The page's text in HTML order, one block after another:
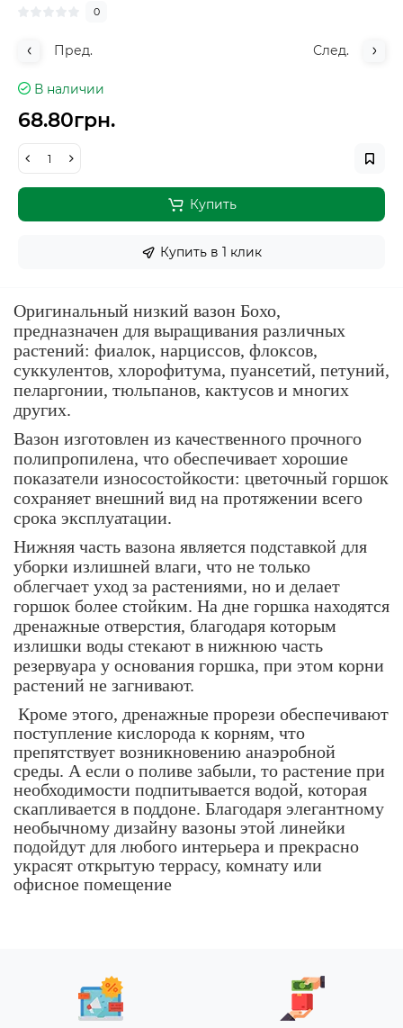
0
Пред. След.
В наличии
68.80грн.
Купить
Купить в 1 клик
Оригинальный низкий вазон Бохо,
предназначен для выращивания различных
растений: фиалок, нарциссов, флоксов,
суккулентов, хлорофитума, пуансетий, петуний,
пеларгонии, тюльпанов, кактусов и многих
других.
Вазон изготовлен из качественного прочного
полипропилена, что обеспечивает хорошие
показатели износостойкости: цветочный горшок
сохраняет внешний вид на протяжении всего
срока эксплуатации.
Нижняя часть вазона является подставкой для
уборки излишней влаги, что не только
облегчает уход за растениями, но и делает
горшок более стойким. На дне горшка находятся
дренажные отверстия, благодаря которым
излишки воды стекают в нижнюю часть
резервуара у основания горшка, при этом корни
растений не загнивают.
Кроме этого, дренажные прорези обеспечивают
поступление кислорода к корням, что
препятствует возникновению анаэробной
среды. А если о поливе забыли, то растение при
необходимости подпитывается водой, которая
скапливается в поддоне. Благодаря элегантному
необычному дизайну вазоны этой линейки
подойдут для любого интерьера и прекрасно
украсят открытую террасу, комнату или
офисное помещение